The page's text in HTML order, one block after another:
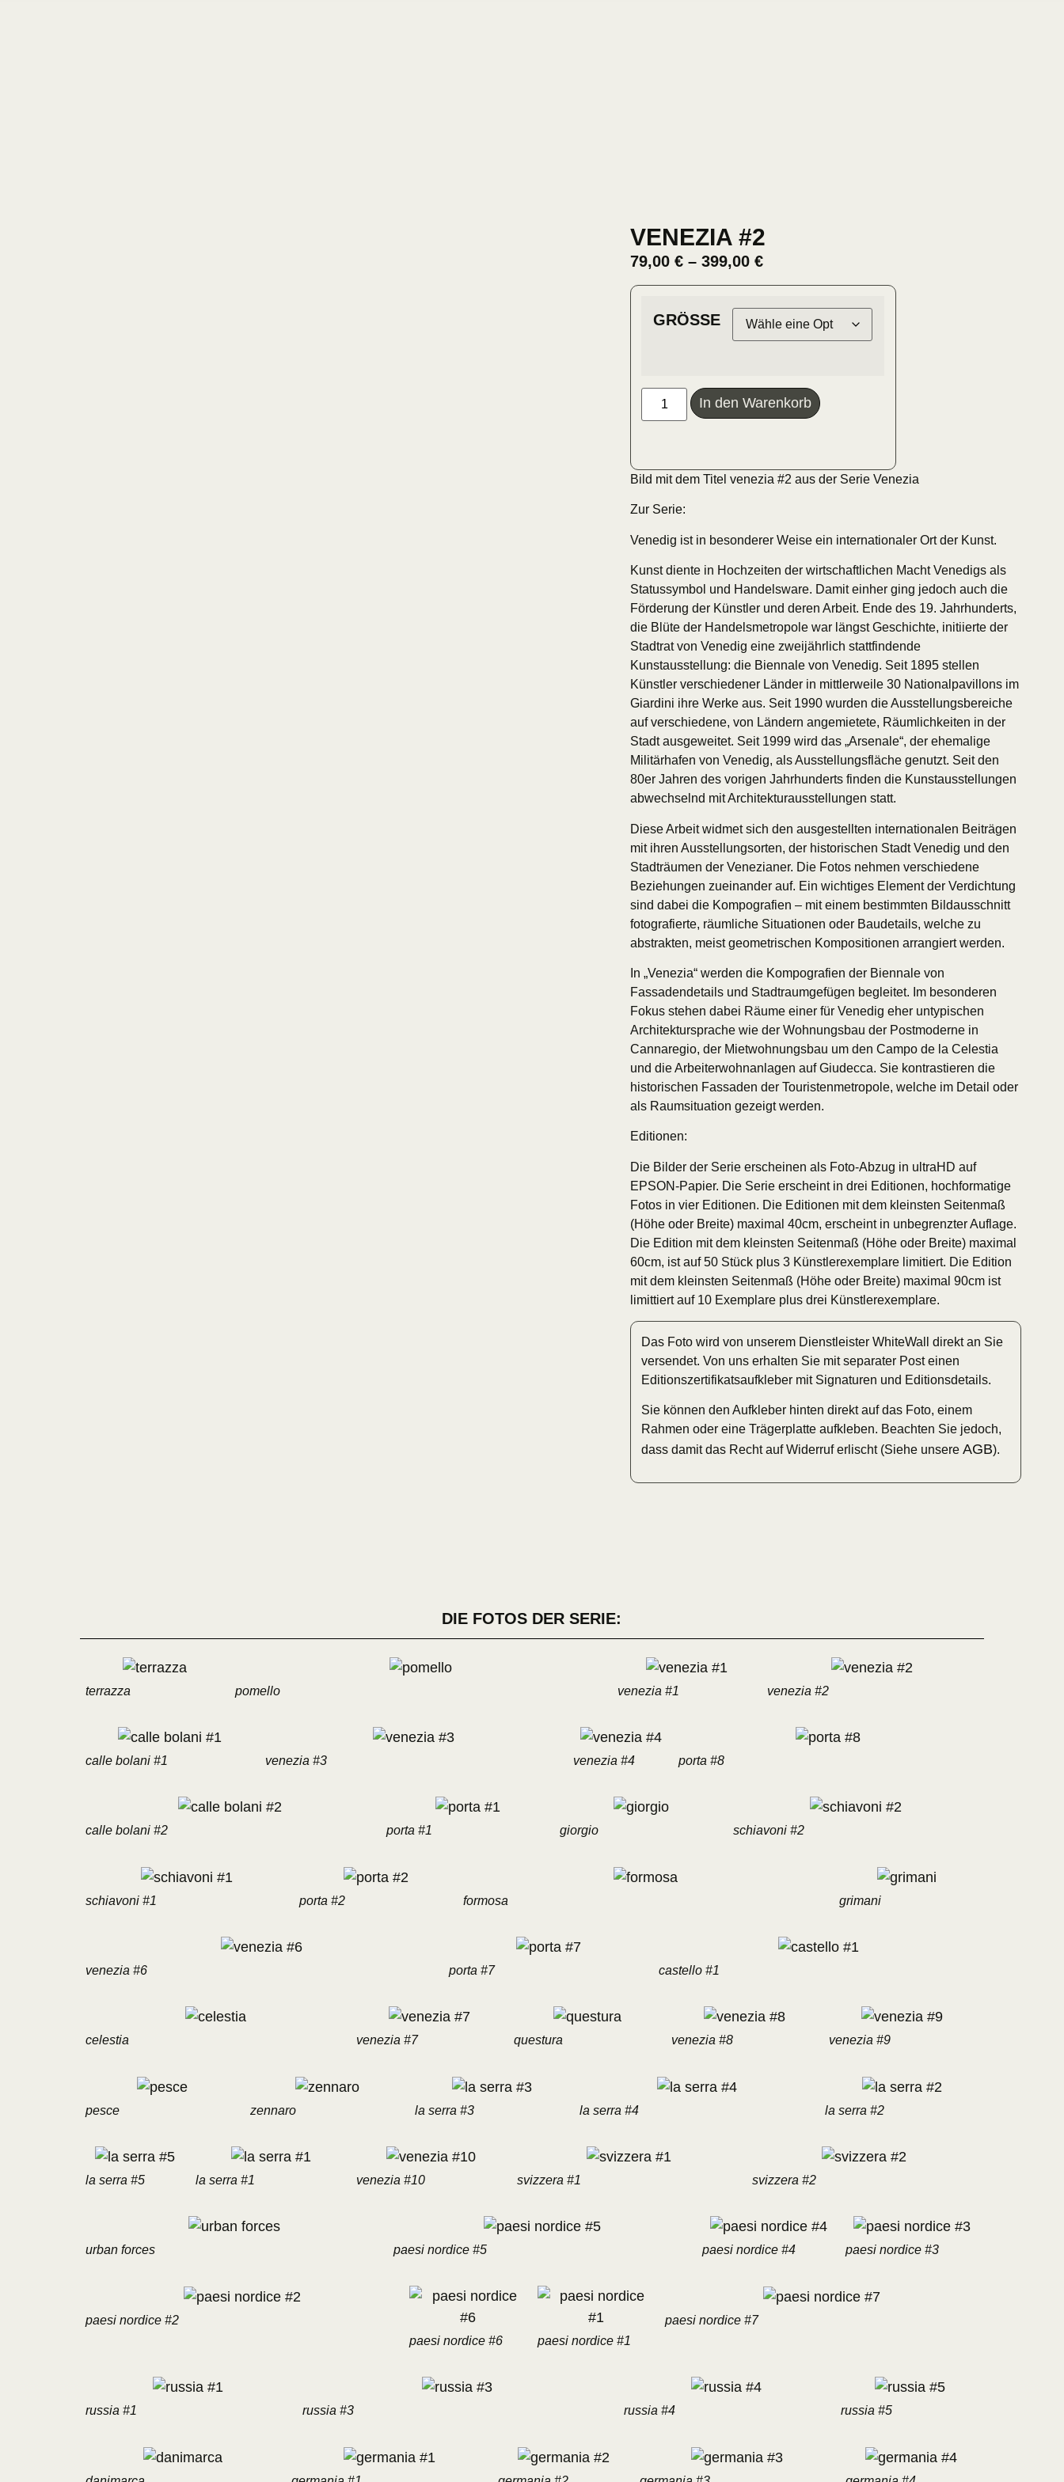
VENEZIA #2
79,00 €– 399,00 €
GRÖSSE
In den Warenkorb
Bild mit dem Titel venezia #2 aus der Serie Venezia
Zur Serie:
Venedig ist in besonderer Weise ein internationaler Ort der Kunst.
Kunst diente in Hochzeiten der wirtschaftlichen Macht Venedigs als
Statussymbol und Handelsware. Damit einher ging jedoch auch die
Förderung der Künstler und deren Arbeit. Ende des 19. Jahrhunderts,
die Blüte der Handelsmetropole war längst Geschichte, initiierte der
Stadtrat von Venedig eine zweijährlich stattfindende
Kunstausstellung: die Biennale von Venedig. Seit 1895 stellen
Künstler verschiedener Länder in mittlerweile 30 Nationalpavillons im
Giardini ihre Werke aus. Seit 1990 wurden die Ausstellungsbereiche
auf verschiedene, von Ländern angemietete, Räumlichkeiten in der
Stadt ausgeweitet. Seit 1999 wird das „Arsenale“, der ehemalige
Militärhafen von Venedig, als Ausstellungsfläche genutzt. Seit den
80er Jahren des vorigen Jahrhunderts finden die Kunstausstellungen
abwechselnd mit Architekturausstellungen statt.
Diese Arbeit widmet sich den ausgestellten internationalen Beiträgen
mit ihren Ausstellungsorten, der historischen Stadt Venedig und den
Stadträumen der Venezianer. Die Fotos nehmen verschiedene
Beziehungen zueinander auf. Ein wichtiges Element der Verdichtung
sind dabei die Kompografien – mit einem bestimmten Bildausschnitt
fotografierte, räumliche Situationen oder Baudetails, welche zu
abstrakten, meist geometrischen Kompositionen arrangiert werden.
In „Venezia“ werden die Kompografien der Biennale von
Fassadendetails und Stadtraumgefügen begleitet. Im besonderen
Fokus stehen dabei Räume einer für Venedig eher untypischen
Architektursprache wie der Wohnungsbau der Postmoderne in
Cannaregio, der Mietwohnungsbau um den Campo de la Celestia
und die Arbeiterwohnanlagen auf Giudecca. Sie kontrastieren die
historischen Fassaden der Touristenmetropole, welche im Detail oder
als Raumsituation gezeigt werden.
Editionen:
Die Bilder der Serie erscheinen als Foto-Abzug in ultraHD auf
EPSON-Papier. Die Serie erscheint in drei Editionen, hochformatige
Fotos in vier Editionen. Die Editionen mit dem kleinsten Seitenmaß
(Höhe oder Breite) maximal 40cm, erscheint in unbegrenzter Auflage.
Die Edition mit dem kleinsten Seitenmaß (Höhe oder Breite) maximal
60cm, ist auf 50 Stück plus 3 Künstlerexemplare limitiert. Die Edition
mit dem kleinsten Seitenmaß (Höhe oder Breite) maximal 90cm ist
limittiert auf 10 Exemplare plus drei Künstlerexemplare.
Das Foto wird von unserem Dienstleister WhiteWall direkt an Sie
versendet. Von uns erhalten Sie mit separater Post einen
Editionszertifikatsaufkleber mit Signaturen und Editionsdetails.
Sie können den Aufkleber hinten direkt auf das Foto, einem
Rahmen oder eine Trägerplatte aufkleben. Beachten Sie jedoch,
dass damit das Recht auf Widerruf erlischt (Siehe unsereAGB).
DIE FOTOS DER SERIE:
terrazza pomello venezia #1 venezia #2
calle bolani #1 venezia #3 venezia #4 porta #8
calle bolani #2 porta #1 giorgio schiavoni #2
schiavoni #1 porta #2 formosa grimani
venezia #6 porta #7 castello #1
celestia venezia #7 questura venezia #8 venezia #9
pesce zennaro la serra #3 la serra #4 la serra #2
la serra #5 la serra #1 venezia #10 svizzera #1 svizzera #2
urban forces paesi nordice #5 paesi nordice #4 paesi nordice #3
paesi nordice #2
paesi nordice #6
paesi nordice #1
paesi nordice #7
russia #1 russia #3 russia #4 russia #5